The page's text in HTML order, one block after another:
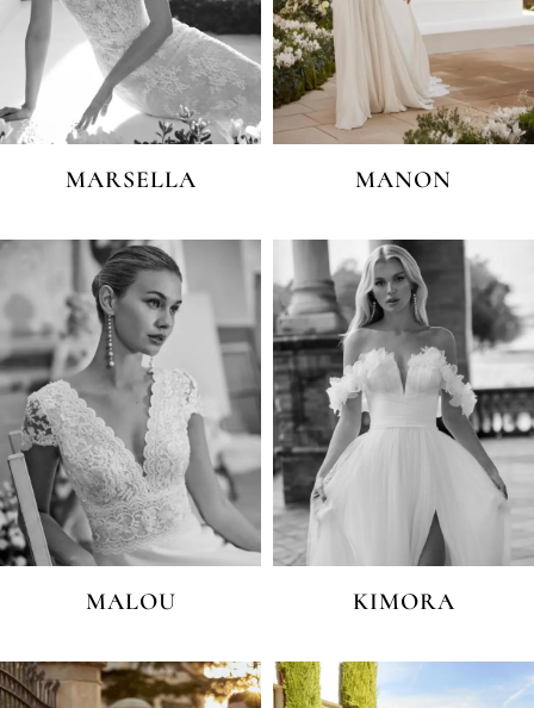
MARSELLA MANON
MALOU KIMORA